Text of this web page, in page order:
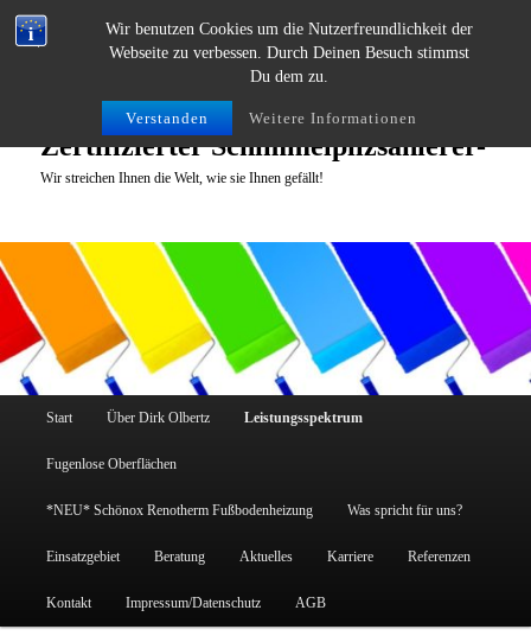
Wir benutzen Cookies um die Nutzerfreundlichkeit der
Webseite zu verbessen. Durch Deinen Besuch stimmst
Du dem zu.
Verstanden Weitere Informationen
Zum
primären
Malermeister Dirk Olbertz -
Zertifizierter Schimmelpilzsanierer-
Wir streichen Ihnen die Welt, wie sie Ihnen gefällt!
Start Über Dirk Olbertz Leistungsspektrum
Fugenlose Oberflächen
*NEU* Schönox Renotherm Fußbodenheizung Was spricht für uns?
Einsatzgebiet Beratung Aktuelles Karriere Referenzen
Kontakt Impressum/Datenschutz AGB